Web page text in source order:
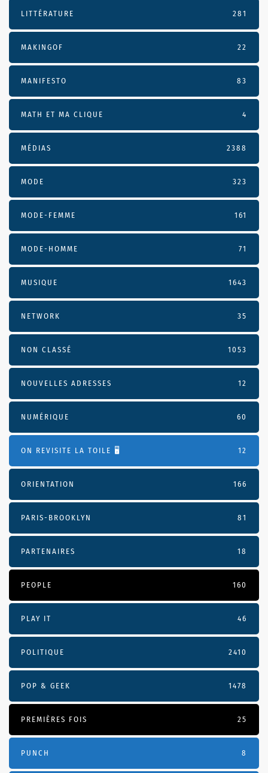
LITTÉRATURE 281
MAKINGOF 22
MANIFESTO 83
MATH ET MA CLIQUE 4
MÉDIAS 2388
MODE 323
MODE-FEMME 161
MODE-HOMME 71
MUSIQUE 1643
NETWORK 35
NON CLASSÉ 1053
NOUVELLES ADRESSES 12
NUMÉRIQUE 60
ON REVISITE LA TOILE 🖥️ 12
ORIENTATION 166
PARIS-BROOKLYN 81
PARTENAIRES 18
PEOPLE 160
PLAY IT 46
POLITIQUE 2410
POP & GEEK 1478
PREMIÈRES FOIS 25
PUNCH 8